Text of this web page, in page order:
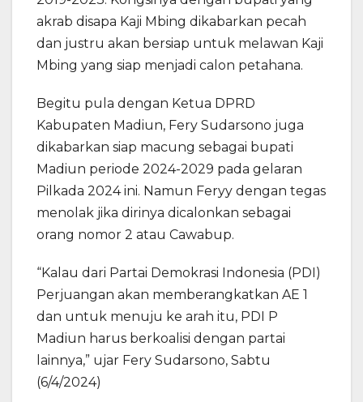
akrab disapa Kaji Mbing dikabarkan pecah
dan justru akan bersiap untuk melawan Kaji
Mbing yang siap menjadi calon petahana.
Begitu pula dengan Ketua DPRD
Kabupaten Madiun, Fery Sudarsono juga
dikabarkan siap macung sebagai bupati
Madiun periode 2024-2029 pada gelaran
Pilkada 2024 ini. Namun Feryy dengan tegas
menolak jika dirinya dicalonkan sebagai
orang nomor 2 atau Cawabup.
“Kalau dari Partai Demokrasi Indonesia (PDI)
Perjuangan akan memberangkatkan AE 1
dan untuk menuju ke arah itu, PDI P
Madiun harus berkoalisi dengan partai
lainnya,” ujar Fery Sudarsono, Sabtu
(6/4/2024)